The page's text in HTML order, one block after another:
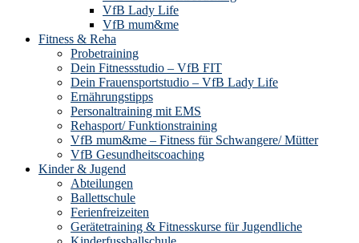
VfB Lady Life
VfB mum&me
Fitness & Reha
Probetraining
Dein Fitnessstudio – VfB FIT
Dein Frauensportstudio – VfB Lady Life
Ernährungstipps
Personaltraining mit EMS
Rehasport/ Funktionstraining
VfB mum&me – Fitness für Schwangere/ Mütter
VfB Gesundheitscoaching
Kinder & Jugend
Abteilungen
Ballettschule
Ferienfreizeiten
Gerätetraining & Fitnesskurse für Jugendliche